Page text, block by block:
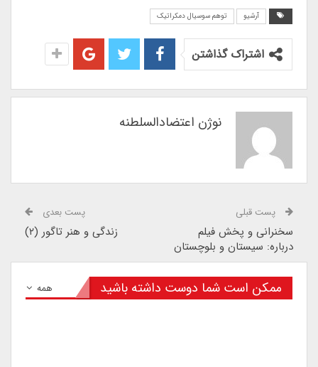
آرشیو توهم سوسیال دمکراتیک
اشتراک گذاشتن
نوژن اعتضادالسلطنه
پست قبلی
سخنرانی و پخش فیلم
درباره: سیستان و بلوچستان
پست بعدی
زندگی و هنر تاگور (۲)
همه ممکن است شما دوست داشته باشید